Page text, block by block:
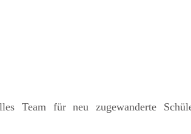
Team für neu zugewanderte